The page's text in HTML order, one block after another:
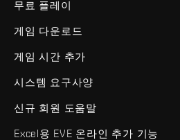
무료 플레이
게임 다운로드
게임 시간 추가
시스템 요구사양
신규 회원 도움말
Excel용 EVE 온라인 추가 기능